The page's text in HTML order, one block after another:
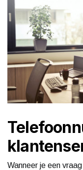
Wanneer je een